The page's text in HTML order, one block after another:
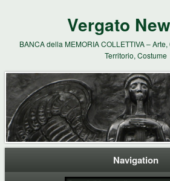
Vergato
BANCA della MEMORIA COLLETTIVA –
Territorio, Costume
Navigation